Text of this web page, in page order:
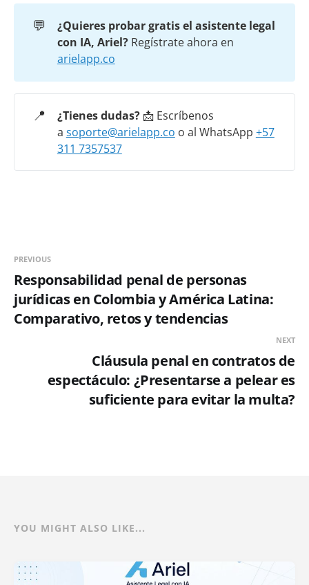
💬
¿Quieres probar gratis el asistente legal
con IA, Ariel? Regístrate ahora en
arielapp.co
📍 ¿Tienes dudas?📩 Escríbenos
a soporte@arielapp.co o al WhatsApp +57
311 7357537
PREVIOUS
Responsabilidad penal de personas
jurídicas en Colombia y América Latina:
Comparativo, retos y tendencias
NEXT
Cláusula penal en contratos de
espectáculo: ¿Presentarse a pelear es
suficiente para evitar la multa?
YOU MIGHT ALSO LIKE...